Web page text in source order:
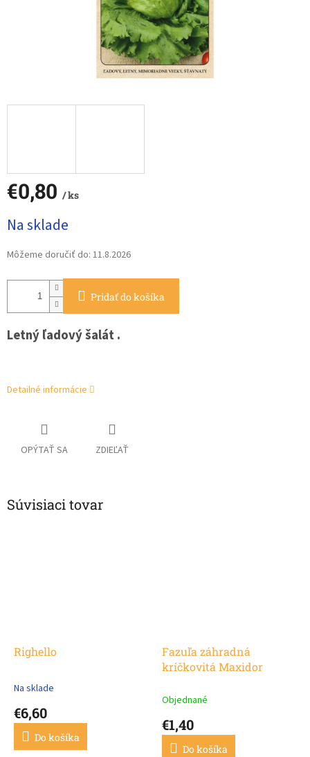
€0,80 / ks
cena:
Na sklade
Môžeme doručiť do: 11.8.2026
Pridať do košíka
Letný ľadový šalát .
Detailné informácie
OPÝTAŤ SA ZDIEĽAŤ
Súvisiaci tovar
Righello
Priemerné
produktu
3,7
Na sklade
€6,60
Do košíka
Fazuľa záhradná
kríčkovitá Maxidor
Objednané
€1,40
Do košíka